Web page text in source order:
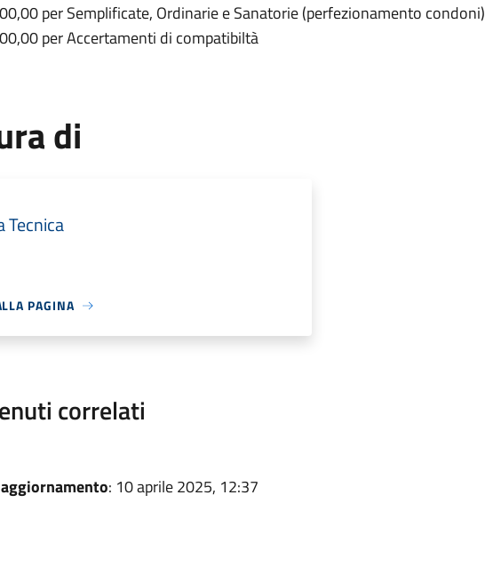
per Semplificate, Ordinarie e Sanatorie (perfezionamento condoni)
per Accertamenti di compatibiltà
di
Tecnica
PAGINA
correlati
: 10 aprile 2025, 12:37